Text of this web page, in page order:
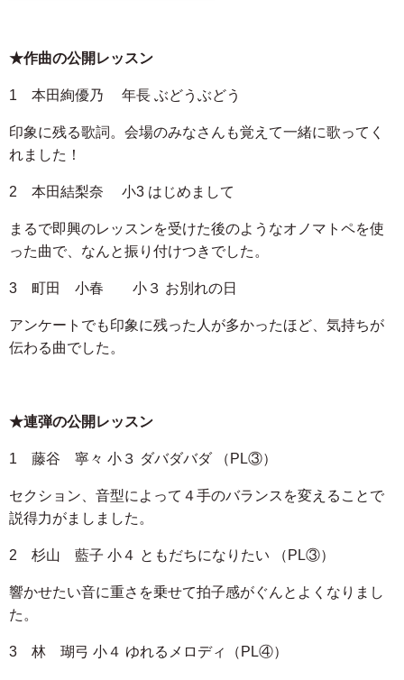
★作曲の公開レッスン
1 本田絢優乃 年長 ぶどうぶどう
印象に残る歌詞。会場のみなさんも覚えて一緒に歌ってく
れました！
2 本田結梨奈 小3 はじめまして
まるで即興のレッスンを受けた後のようなオノマトペを使
った曲で、なんと振り付けつきでした。
3 町田 小春 小３ お別れの日
アンケートでも印象に残った人が多かったほど、気持ちが
伝わる曲でした。
★連弾の公開レッスン
1 藤谷 寧々 小３ ダバダバダ （PL③）
セクション、音型によって４手のバランスを変えることで
説得力がましました。
2 杉山 藍子 小４ ともだちになりたい （PL③）
響かせたい音に重さを乗せて拍子感がぐんとよくなりまし
た。
3 林 瑚弓 小４ ゆれるメロディ（PL④）